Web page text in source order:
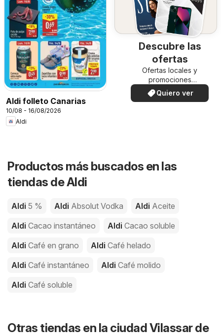
Aldi folleto Canarias
10/08 - 16/08/2026
Aldi
Descubre las
ofertas
Ofertas locales y
promociones
especiales.
Quiero ver
Productos más buscados en las
tiendas de Aldi
Aldi 5 % Aldi Absolut Vodka Aldi Aceite
Aldi Cacao instantáneo Aldi Cacao soluble
Aldi Café en grano Aldi Café helado
Aldi Café instantáneo Aldi Café molido
Aldi Café soluble
Otras tiendas en la ciudad Vilassar de